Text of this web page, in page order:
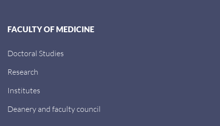
FACULTY OF MEDICINE
Doctoral Studies
Research
Institutes
Deanery and faculty council